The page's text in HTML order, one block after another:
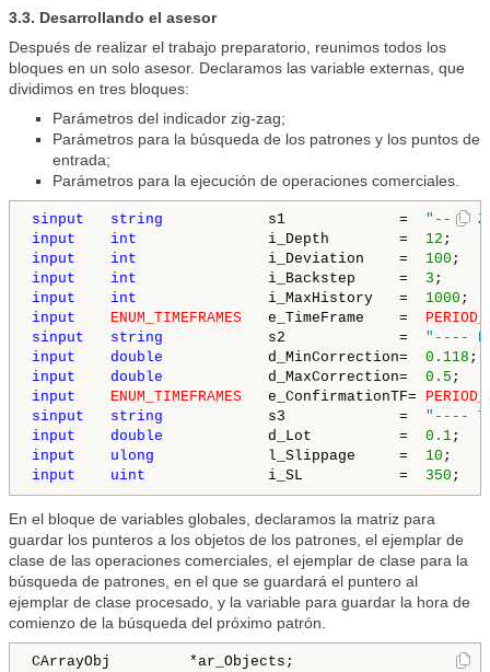
3.3. Desarrollando el asesor
Después de realizar el trabajo preparatorio, reunimos todos los
bloques en un solo asesor. Declaramos las variable externas, que
dividimos en tres bloques:
Parámetros del indicador zig-zag;
Parámetros para la búsqueda de los patrones y los puntos de
entrada;
Parámetros para la ejecución de operaciones comerciales.
sinput string s1             = "----
input
int i_Depth        = 12
input
int i_Deviation    = 100
input
int i_Backstep     = 3
input
int i_MaxHistory   = 1000
input
ENUM_TIMEFRAMES e_TimeFrame    =
sinput
string s2             = "----
input
double d_MinCorrection= 0.118
input
double d_MaxCorrection= 0.5
input
ENUM_TIMEFRAMES e_ConfirmationTF=
sinput
string s3             = "----
input
double d_Lot          = 0.1
input
ulong l_Slippage     = 10
input
uint i_SL           = 350
En el bloque de variables globales, declaramos la matriz para
guardar los punteros a los objetos de los patrones, el ejemplar de
clase de las operaciones comerciales, el ejemplar de clase para la
búsqueda de patrones, en el que se guardará el puntero al
ejemplar de clase procesado, y la variable para guardar la hora de
comienzo de la búsqueda del próximo patrón.
CArrayObj         *ar_Objects;